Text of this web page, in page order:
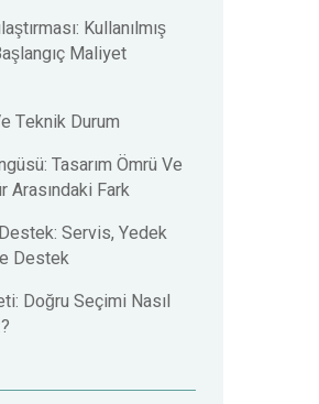
Kullanılmış
Maliyet
Teknik Durum
Tasarım Ömrü Ve
Arasındaki Fark
Servis, Yedek
Destek
Doğru Seçimi Nasıl